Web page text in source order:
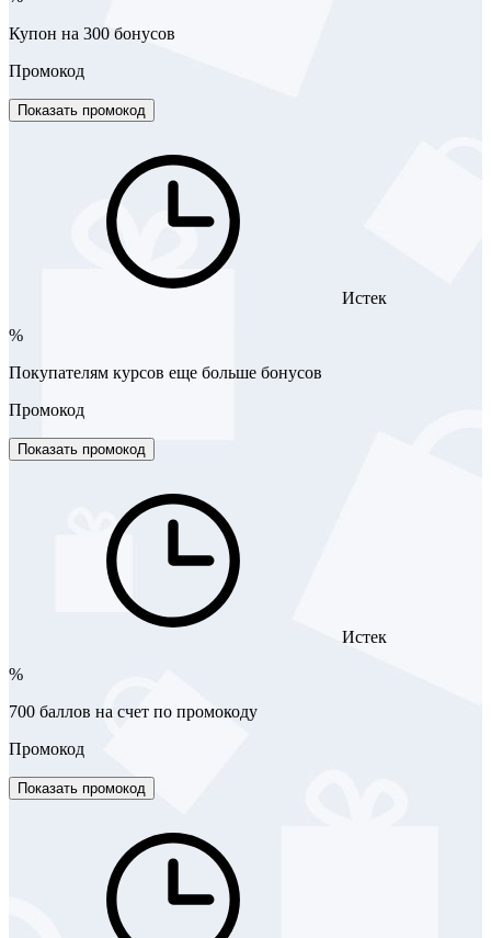
Купон на 300 бонусов
Промокод
Показать промокод
Истек
%
Покупателям курсов еще больше бонусов
Промокод
Показать промокод
Истек
%
700 баллов на счет по промокоду
Промокод
Показать промокод